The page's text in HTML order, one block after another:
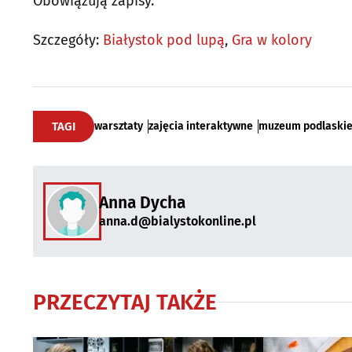
Szczegóły: Białystok pod lupą, Gra w kolory
TAGI warsztaty zajęcia interaktywne muzeum podlaskie
Anna Dycha
anna.d@bialystokonline.pl
PRZECZYTAJ TAKŻE